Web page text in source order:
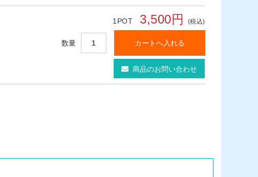
1POT 3,500円 (税込)
数量
商品のお問い合わせ